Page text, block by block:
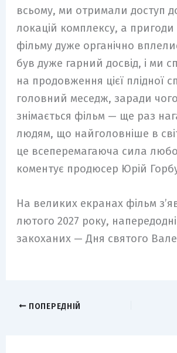
всьому, ми отримали доступ
локацій комплексу, а пригоди
фільму дуже органічно
був дуже гарний досвід, і ми
на продовження цієї плідної
головний меседж, заради чого
знімається фільм — ще раз
людям, що найголовніше в
це всеперемагаюча сила
коментує продюсер Юрій
На великих екранах фільм
лютого 2027 року,
закоханих — Дня святого
ПОПЕРЕДНІЙ